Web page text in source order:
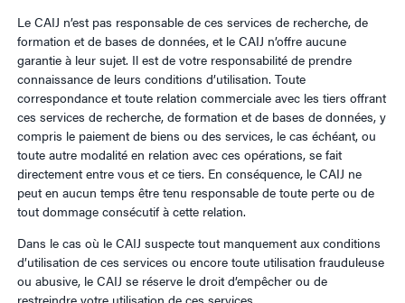
Le CAIJ n’est pas responsable de ces services de recherche, de
formation et de bases de données, et le CAIJ n’offre aucune
garantie à leur sujet. Il est de votre responsabilité de prendre
connaissance de leurs conditions d’utilisation. Toute
correspondance et toute relation commerciale avec les tiers offrant
ces services de recherche, de formation et de bases de données, y
compris le paiement de biens ou des services, le cas échéant, ou
toute autre modalité en relation avec ces opérations, se fait
directement entre vous et ce tiers. En conséquence, le CAIJ ne
peut en aucun temps être tenu responsable de toute perte ou de
tout dommage consécutif à cette relation.
Dans le cas où le CAIJ suspecte tout manquement aux conditions
d’utilisation de ces services ou encore toute utilisation frauduleuse
ou abusive, le CAIJ se réserve le droit d’empêcher ou de